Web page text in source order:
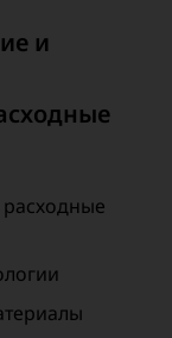
и
расходные